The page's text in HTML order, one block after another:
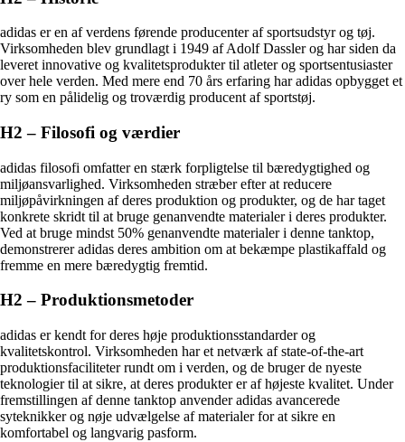
adidas er en af verdens førende producenter af sportsudstyr og tøj.
Virksomheden blev grundlagt i 1949 af Adolf Dassler og har siden da
leveret innovative og kvalitetsprodukter til atleter og sportsentusiaster
over hele verden. Med mere end 70 års erfaring har adidas opbygget et
ry som en pålidelig og troværdig producent af sportstøj.
H2 – Filosofi og værdier
adidas filosofi omfatter en stærk forpligtelse til bæredygtighed og
miljøansvarlighed. Virksomheden stræber efter at reducere
miljøpåvirkningen af ​​deres produktion og produkter, og de har taget
konkrete skridt til at bruge genanvendte materialer i deres produkter.
Ved at bruge mindst 50% genanvendte materialer i denne tanktop,
demonstrerer adidas deres ambition om at bekæmpe plastikaffald og
fremme en mere bæredygtig fremtid.
H2 – Produktionsmetoder
adidas er kendt for deres høje produktionsstandarder og
kvalitetskontrol. Virksomheden har et netværk af state-of-the-art
produktionsfaciliteter rundt om i verden, og de bruger de nyeste
teknologier til at sikre, at deres produkter er af højeste kvalitet. Under
fremstillingen af ​​denne tanktop anvender adidas avancerede
syteknikker og nøje udvælgelse af materialer for at sikre en
komfortabel og langvarig pasform.